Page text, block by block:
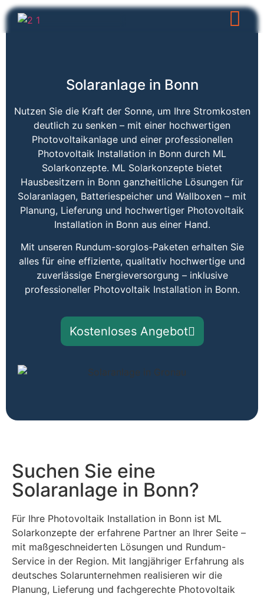
Solaranlage in Bonn
Nutzen Sie die Kraft der Sonne, um Ihre Stromkosten
deutlich zu senken – mit einer hochwertigen
Photovoltaikanlage und einer professionellen
Photovoltaik Installation in Bonn durch ML
Solarkonzepte. ML Solarkonzepte bietet
Hausbesitzern in Bonn ganzheitliche Lösungen für
Solaranlagen, Batteriespeicher und Wallboxen – mit
Planung, Lieferung und hochwertiger Photovoltaik
Installation in Bonn aus einer Hand.
Mit unseren Rundum-sorglos-Paketen erhalten Sie
alles für eine effiziente, qualitativ hochwertige und
zuverlässige Energieversorgung – inklusive
professioneller Photovoltaik Installation in Bonn.
Kostenloses Angebot
Suchen Sie eine
Solaranlage in Bonn?
Für Ihre Photovoltaik Installation in Bonn ist ML
Solarkonzepte der erfahrene Partner an Ihrer Seite –
mit maßgeschneiderten Lösungen und Rundum-
Service in der Region. Mit langjähriger Erfahrung als
deutsches Solarunternehmen realisieren wir die
Planung, Lieferung und fachgerechte Photovoltaik